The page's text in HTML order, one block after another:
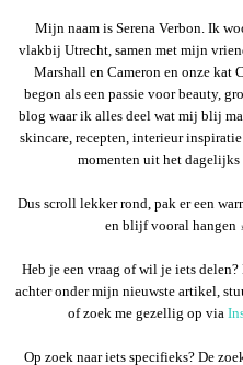
Mijn naam is Serena Verbon. Ik
vlakbij Utrecht, samen met mijn
Marshall en Cameron en onze kat
begon als een passie voor beauty,
blog waar ik alles deel wat mij blij
skincare, recepten, interieur
momenten uit het dagelijks
Dus scroll lekker rond, pak er een
en blijf vooral hangen
Heb je een vraag of wil je iets delen?
achter onder mijn nieuwste artikel,
of zoek me gezellig op via
Op zoek naar iets specifieks? De